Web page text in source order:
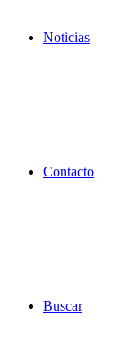
Noticias
Contacto
Buscar